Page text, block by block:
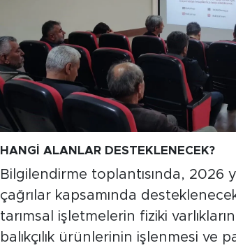
HANGİ ALANLAR DESTEKLENECEK?
Bilgilendirme toplantısında, 2026
çağrılar kapsamında
tarımsal işletmelerin fiziki
balıkçılık ürünlerinin işlenmesi ve